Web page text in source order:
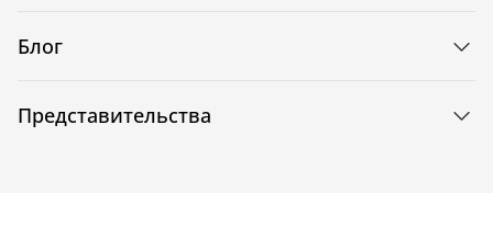
Блог
Представительства